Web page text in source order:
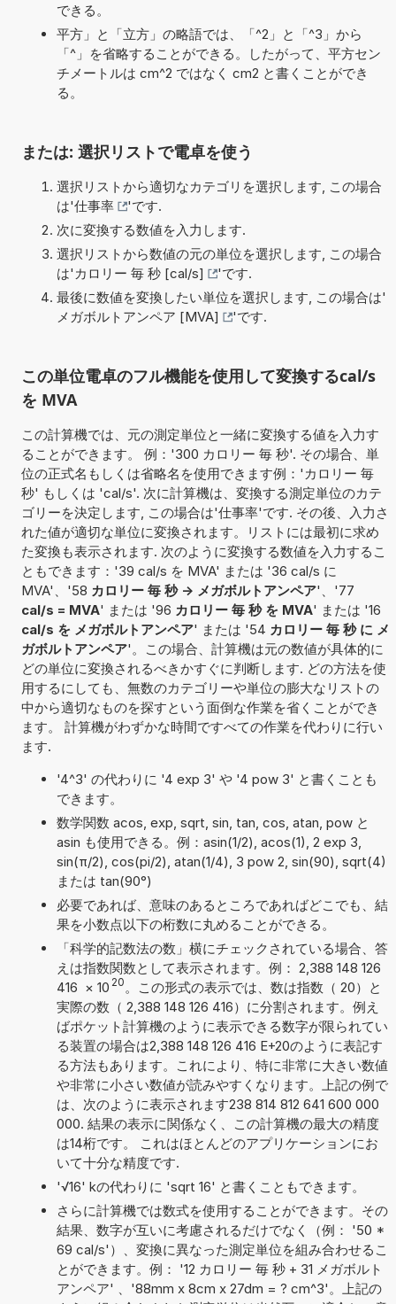
できる。
平方」と「立方」の略語では、「^2」と「^3」から
「^」を省略することができる。したがって、平方セン
チメートルは cm^2 ではなく cm2 と書くことができ
る。
または: 選択リストで電卓を使う
選択リストから適切なカテゴリを選択します, この場合
は'仕事率
'です.
次に変換する数値を入力します.
選択リストから数値の元の単位を選択します, この場合
は' カロリー 毎 秒 [cal/s]
'です.
最後に数値を変換したい単位を選択します, この場合は'
メガボルトアンペア [MVA]
'です.
この単位電卓のフル機能を使用して変換するcal/s
を MVA
この計算機では、元の測定単位と一緒に変換する値を入力す
ることができます。 例：'300 カロリー 毎 秒'. その場合、単
位の正式名もしくは省略名を使用できます例：'カロリー 毎
秒' もしくは 'cal/s'. 次に計算機は、変換する測定単位のカテ
ゴリーを決定します, この場合は'仕事率'です. その後、入力さ
れた値が適切な単位に変換されます。リストには最初に求め
た変換も表示されます. 次のように変換する数値を入力するこ
ともできます：'39 cal/s を MVA' または '36 cal/s に
MVA'、'58 カロリー 毎 秒 -> メガボルトアンペア'、'77
cal/s = MVA' または '96 カロリー 毎 秒 を MVA' または '16
cal/s を メガボルトアンペア' または '54 カロリー 毎 秒 に メ
ガボルトアンペア'。この場合、計算機は元の数値が具体的に
どの単位に変換されるべきかすぐに判断します. どの方法を使
用するにしても、無数のカテゴリーや単位の膨大なリストの
中から適切なものを探すという面倒な作業を省くことができ
ます。 計算機がわずかな時間ですべての作業を代わりに行い
ます.
'4^3' の代わりに '4 exp 3' や '4 pow 3' と書くことも
できます。
数学関数 acos, exp, sqrt, sin, tan, cos, atan, pow と
asin も使用できる。例：asin(1/2), acos(1), 2 exp 3,
sin(π/2), cos(pi/2), atan(1/4), 3 pow 2, sin(90), sqrt(4)
または tan(90°)
必要であれば、意味のあるところであればどこでも、結
果を小数点以下の桁数に丸めることができる。
「科学的記数法の数」横にチェックされている場合、答
えは指数関数として表示されます。例： 2,388 148 126
416 × 10 20 。この形式の表示では、数は指数（ 20）と
実際の数（ 2,388 148 126 416）に分割されます。例え
ばポケット計算機のように表示できる数字が限られてい
る装置の場合は2,388 148 126 416 E+20のように表記す
る方法もあります。これにより、特に非常に大きい数値
や非常に小さい数値が読みやすくなります。上記の例で
は、次のように表示されます238 814 812 641 600 000
000. 結果の表示に関係なく、この計算機の最大の精度
は14桁です。 これはほとんどのアプリケーションにお
いて十分な精度です.
'√16' kの代わりに 'sqrt 16' と書くこともできます。
さらに計算機では数式を使用することができます。その
結果、数字が互いに考慮されるだけでなく（例： '50 *
69 cal/s'）、変換に異なった測定単位を組み合わせるこ
とができます。例： '12 カロリー 毎 秒 + 31 メガボルト
アンペア' 、'88mm x 8cm x 27dm = ? cm^3'。上記の